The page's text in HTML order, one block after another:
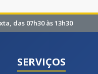
das 07h30 às 13h30
SERVIÇOS